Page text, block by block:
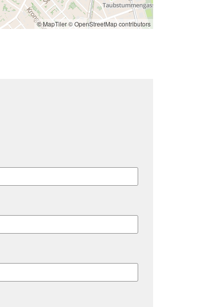
© MapTiler© OpenStreetMap contributors